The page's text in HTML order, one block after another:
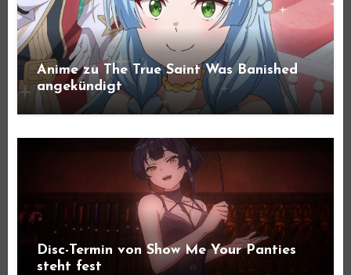
Anime zu The True Saint Was Banished
angekündigt
Disc-Termin von Show Me Your Panties
steht fest